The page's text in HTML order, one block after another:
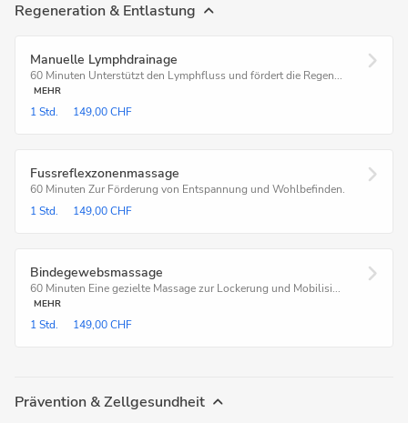
Regeneration & Entlastung
Manuelle Lymphdrainage
60 Minuten Unterstützt den Lymphfluss und fördert die Regen...
MEHR
1 Std. 149,00 CHF
Fussreflexzonenmassage
60 Minuten Zur Förderung von Entspannung und Wohlbefinden.
1 Std.
149,00 CHF
Bindegewebsmassage
60 Minuten Eine gezielte Massage zur Lockerung und Mobilisi...
MEHR
1 Std. 149,00 CHF
Prävention & Zellgesundheit